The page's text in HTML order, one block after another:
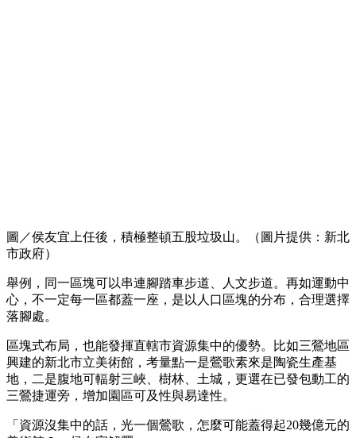
圖／侯友宜上任後，積極整頓五股垃圾山。（圖片提供：新北
市政府）
舉例，同一區塊可以串連腳踏車步道、人文步道。再如運動中
心，不一定每一區都蓋一座，是以人口區塊的分布，合理選擇
落腳處。
區塊式布局，也能發揮直轄市資源集中的優勢。比如三鶯地區
興建的新北市立美術館，考量點一是鶯歌素來是陶瓷生產基
地，二是腹地可輻射三峽、樹林、土城，更選在已發包動工的
三鶯捷運旁，增加園區可及性與易達性。
「資源沒集中的話，光一個鶯歌，怎麼可能蓋得起20幾億元的